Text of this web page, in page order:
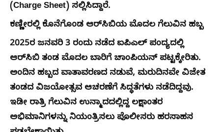
(Charge Sheet) ಸಲ್ಲಿಸಿದ್ದಾರೆ.
ಕಣ್ಣೀರಲ್ಲಿ ಕೊನೆಗೊಂಡ ಆರ್‌ಸಿಬಿಯ ಮೊದಲ ಗೆಲುವಿನ ಹಬ್ಬ
2025ರ ಜನವರಿ 3 ರಂದು ನಡೆದ ಐಪಿಎಲ್‌ ಪಂದ್ಯದಲ್ಲಿ
ಆರ್‌ಸಿಬಿ ತಂಡ ಮೊದಲ ಬಾರಿಗೆ ಚಾಂಪಿಯನ್ ಪಟ್ಟಕ್ಕೇರಿತು.
ಅಂದಿನ ಹಬ್ಬದ ವಾತಾವರಣದ ನಡುವೆ, ಮರುದಿನವೇ ವಿಜೇತ
ತಂಡದ ವಿಜಯೋತ್ಸವ ಆಚರಣೆಗೆ ಸಿದ್ಧತೆಗಳು ನಡೆದಿದ್ದವು.
ಇಡೀ ರಾತ್ರಿ ಗೆಲುವಿನ ಉನ್ಮಾದದಲ್ಲಿದ್ದ ಲಕ್ಷಾಂತರ
ಅಭಿಮಾನಿಗಳನ್ನು ನಿಯಂತ್ರಿಸಲು ಪೊಲೀಸರು ಹರಸಾಹಸ